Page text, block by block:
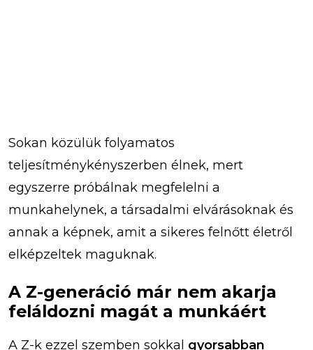
Sokan közülük folyamatos
teljesítménykényszerben élnek, mert
egyszerre próbálnak megfelelni a
munkahelynek, a társadalmi elvárásoknak és
annak a képnek, amit a sikeres felnőtt életről
elképzeltek maguknak.
A Z-generáció már nem akarja
feláldozni magát a munkáért
A Z-k ezzel szemben sokkal gyorsabban